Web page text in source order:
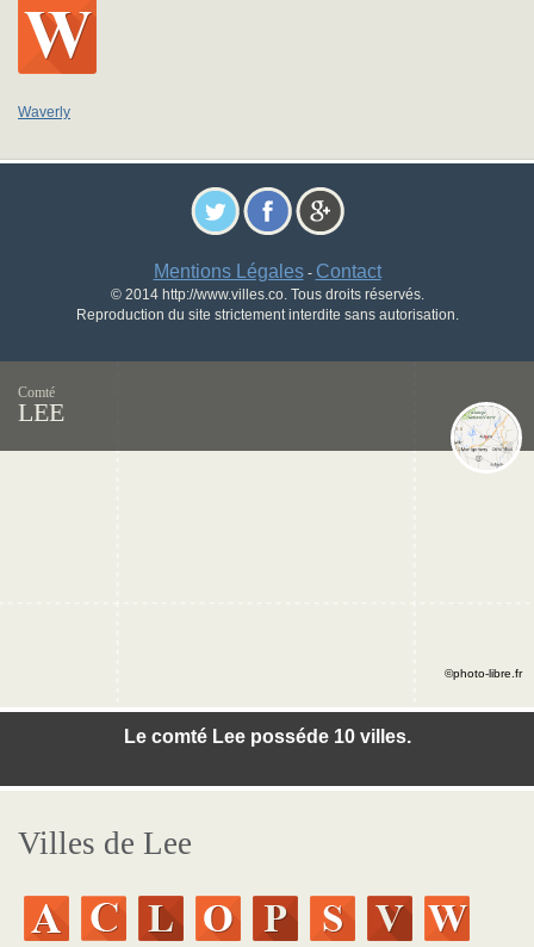
Waverly
Mentions Légales- Contact
© 2014 http://www.villes.co. Tous droits réservés.
Reproduction du site strictement interdite sans autorisation.
Comté
LEE
Le comté Lee posséde 10 villes.
©photo-libre.fr
Villes de Lee